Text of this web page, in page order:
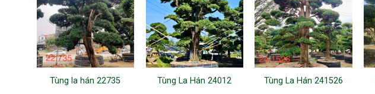
Tùng la hán 22735 Tùng La Hán 24012 Tùng La Hán 241526